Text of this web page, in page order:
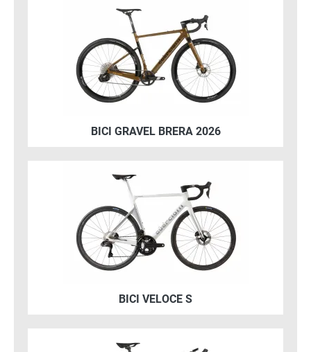
BICI GRAVEL BRERA 2026
BICI VELOCE S